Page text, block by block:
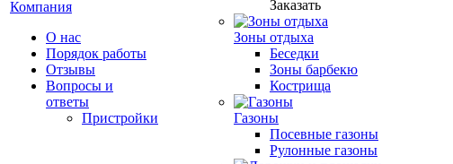
Компания
О нас
Порядок работы
Отзывы
Вопросы и
ответы
Пристройки
Заказать
Зоны отдыха
Беседки
Зоны барбекю
Кострища
Газоны
Посевные газоны
Рулонные газоны